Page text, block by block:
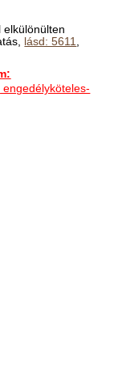
elkülönülten
lásd: 5611